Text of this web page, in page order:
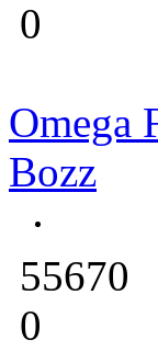
0
Omega
Bozz
55670
0